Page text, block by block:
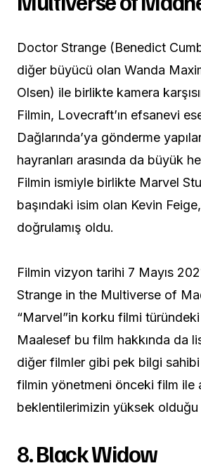
Doctor Strange (Benedict
diğer büyücü olan Wanda
Olsen) ile birlikte kamera
Filmin, Lovecraft’ın efsanevi
Dağlarında’ya gönderme
hayranları arasında da büyük
Filmin ismiyle birlikte Marvel
başındaki isim olan Kevin
doğrulamış oldu.
Filmin vizyon tarihi 7 Mayıs
Strange in the Multiverse of
“Marvel”in korku filmi
Maalesef bu film hakkında da
diğer filmler gibi pek bilgi
filmin yönetmeni önceki film ile
beklentilerimizin yüksek olduğu
8.Black Widow